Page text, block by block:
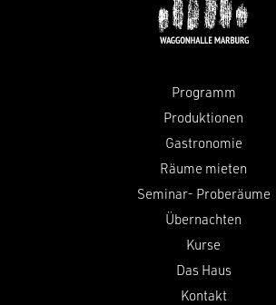
Programm
Produktionen
Gastronomie
Räume mieten
Seminar- Proberäume
Übernachten
Kurse
Das Haus
Kontakt